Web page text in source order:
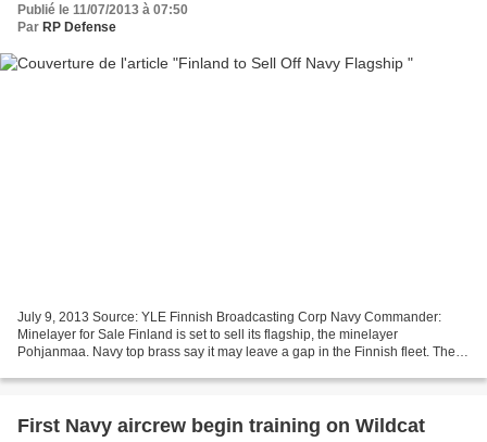
Publié le 11/07/2013 à 07:50
Par RP Defense
July 9, 2013 Source: YLE Finnish Broadcasting Corp Navy Commander:
Minelayer for Sale Finland is set to sell its flagship, the minelayer
Pohjanmaa. Navy top brass say it may leave a gap in the Finnish fleet. The
First Navy aircrew begin training on Wildcat